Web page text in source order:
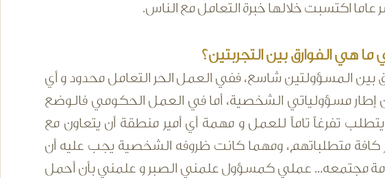
اكتسبت خلالها خبرة التعامل مع الناس.
هي الفوارق بين التجربتين؟
بين المسؤولتين شاسع، ففي العمل الحر التعامل محدود و أي
إطار مسؤولياتي الشخصية، أما في العمل الحكومي فالوضع
تفرغاً تاماً للعمل و مهمة أي أمير منطقة أن يتعاون مع
كافة متطلباتهم، ومهما كانت ظروفه الشخصية يجب عليه أن
مجتمعه... عملي كمسؤول علمني الصبر و علمني بأن أحمل